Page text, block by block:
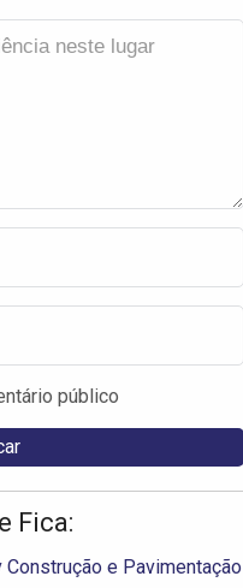
público
Fica:
Construção e Pavimentação